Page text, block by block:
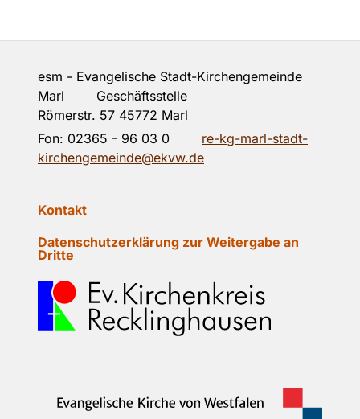
esm - Evangelische Stadt-Kirchengemeinde
Marl Geschäftsstelle
Römerstr. 57 45772 Marl
Fon: 02365 - 96 03 0
re-kg-marl-stadt-
kirchengemeinde@ekvw.de
Kontakt
Datenschutzerklärung zur Weitergabe an
Dritte